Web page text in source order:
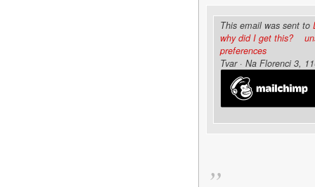
This email was sent to
why did I get this?
preferences
Tvar · Na Florenci 3,